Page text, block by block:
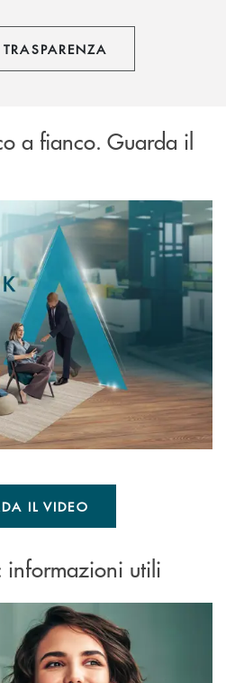
a fianco. Guarda il
IL VIDEO
informazioni utili